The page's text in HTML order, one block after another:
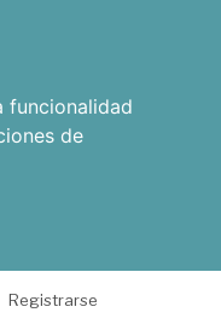
funcionalidad
de
Registrarse